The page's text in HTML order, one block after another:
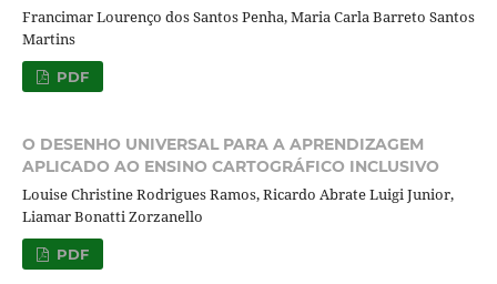
Francimar Lourenço dos Santos Penha, Maria Carla Barreto Santos
Martins
PDF
O DESENHO UNIVERSAL PARA A APRENDIZAGEM
APLICADO AO ENSINO CARTOGRÁFICO INCLUSIVO
Louise Christine Rodrigues Ramos, Ricardo Abrate Luigi Junior,
Liamar Bonatti Zorzanello
PDF